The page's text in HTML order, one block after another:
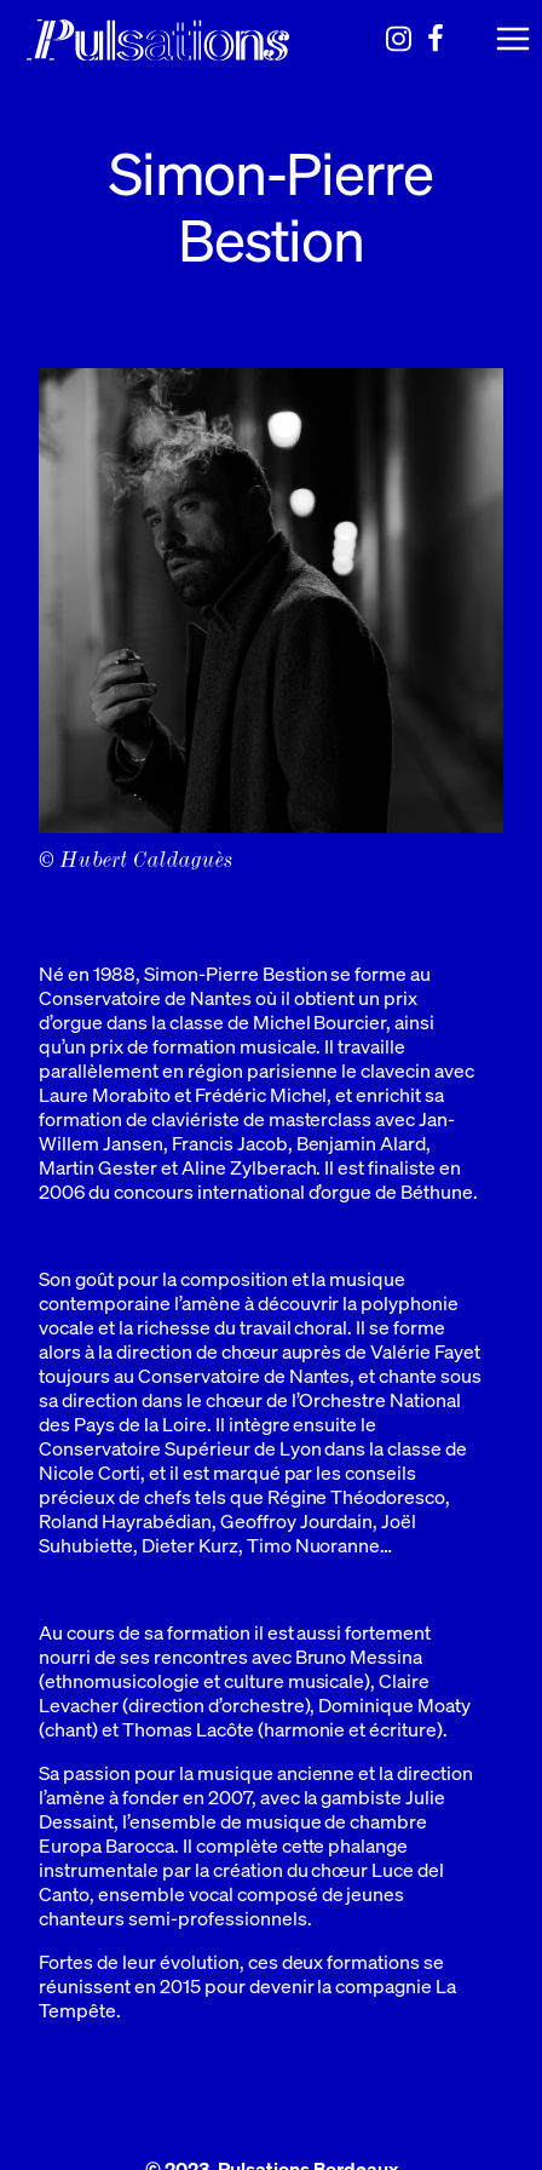
Simon-Pierre
Bestion
© Hubert Caldaguès
Né en 1988, Simon-Pierre Bestion se forme au
Conservatoire de Nantes où il obtient un prix
d’orgue dans la classe de Michel Bourcier, ainsi
qu’un prix de formation musicale. Il travaille
parallèlement en région parisienne le clavecin avec
Laure Morabito et Frédéric Michel, et enrichit sa
formation de claviériste de masterclass avec Jan-
Willem Jansen, Francis Jacob, Benjamin Alard,
Martin Gester et Aline Zylberach. Il est finaliste en
2006 du concours international d’orgue de Béthune.
Son goût pour la composition et la musique
contemporaine l’amène à découvrir la polyphonie
vocale et la richesse du travail choral. Il se forme
alors à la direction de chœur auprès de Valérie Fayet
toujours au Conservatoire de Nantes, et chante sous
sa direction dans le chœur de l’Orchestre National
des Pays de la Loire. Il intègre ensuite le
Conservatoire Supérieur de Lyon dans la classe de
Nicole Corti, et il est marqué par les conseils
précieux de chefs tels que Régine Théodoresco,
Roland Hayrabédian, Geoffroy Jourdain, Joël
Suhubiette, Dieter Kurz, Timo Nuoranne…
Au cours de sa formation il est aussi fortement
nourri de ses rencontres avec Bruno Messina
(ethnomusicologie et culture musicale), Claire
Levacher (direction d’orchestre), Dominique Moaty
(chant) et Thomas Lacôte (harmonie et écriture).
Sa passion pour la musique ancienne et la direction
l’amène à fonder en 2007, avec la gambiste Julie
Dessaint, l’ensemble de musique de chambre
Europa Barocca. Il complète cette phalange
instrumentale par la création du chœur Luce del
Canto, ensemble vocal composé de jeunes
chanteurs semi-professionnels.
Fortes de leur évolution, ces deux formations se
réunissent en 2015 pour devenir la compagnie La
Tempête.